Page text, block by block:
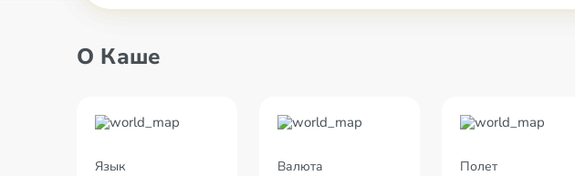
О Каше
Язык Валюта Полет